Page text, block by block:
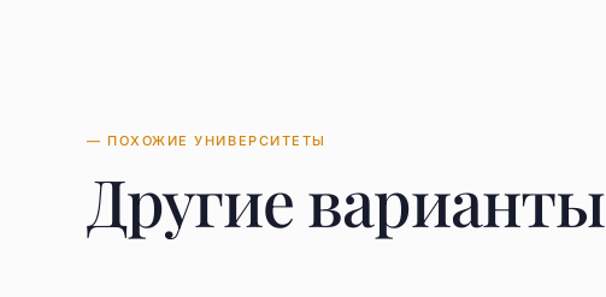
— ПОХОЖИЕ УНИВЕРСИТЕТЫ
Другие варианты